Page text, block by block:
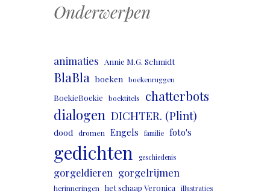
Onderwerpen
animaties Annie M.G. Schmidt
BlaBla boeken boekenruggen
BoekieBoekie boektitels chatterbots
dialogen DICHTER. (Plint)
dood dromen Engels familie foto's
gedichten geschiedenis
gorgeldieren gorgelrijmen
herinneringen het schaap Veronica illustraties